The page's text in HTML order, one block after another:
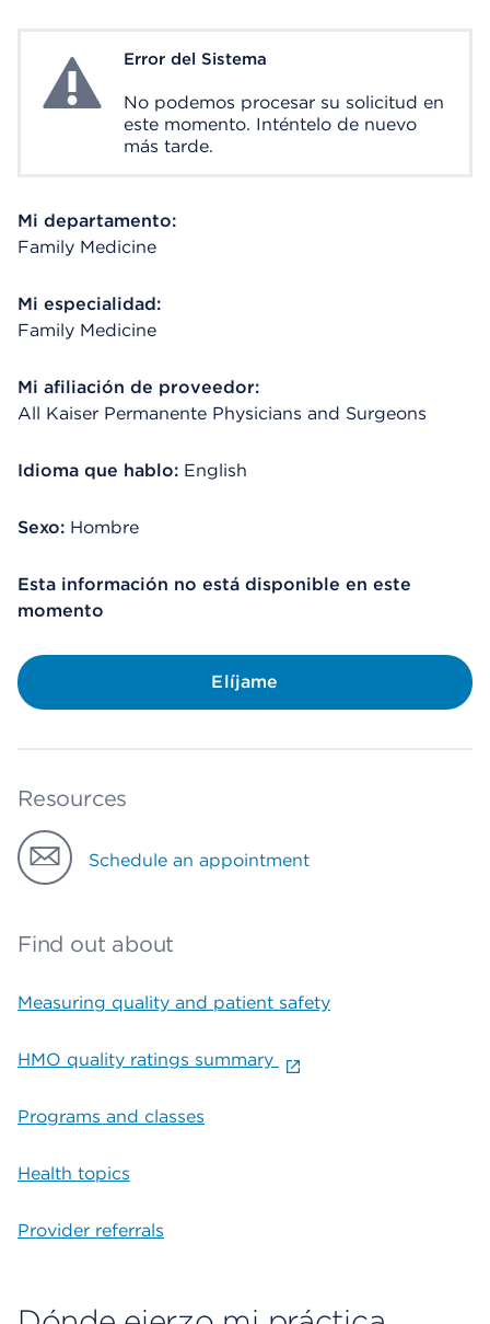
System ErrorError del Sistema
No podemos procesar su solicitud en
este momento. Inténtelo de nuevo
más tarde.
Mi departamento:
Family Medicine
Mi especialidad:
Family Medicine
Mi afiliación de proveedor:
All Kaiser Permanente Physicians and Surgeons
Idioma que hablo: English
Sexo: Hombre
Esta información no está disponible en este
momento
Elíjame
Resources
Schedule an appointment
Find out about
Measuring quality and patient safety
HMO quality ratings summary
Programs and classes
Health topics
Provider referrals